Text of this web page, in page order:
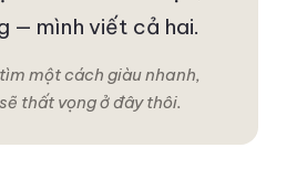
— mình viết cả hai.
một cách giàu nhanh,
thất vọng ở đây thôi.